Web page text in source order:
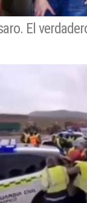
El